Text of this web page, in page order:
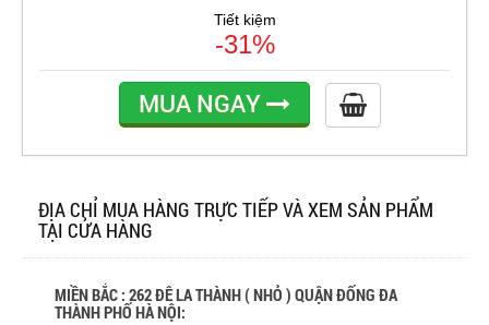
Tiết kiệm
-31%
MUA NGAY
ĐỊA CHỈ MUA HÀNG TRỰC TIẾP VÀ XEM SẢN PHẨM
TẠI CỬA HÀNG
MIỀN BẮC : 262 ĐÊ LA THÀNH ( NHỎ ) QUẬN ĐỐNG ĐA
THÀNH PHỐ HÀ NỘI: